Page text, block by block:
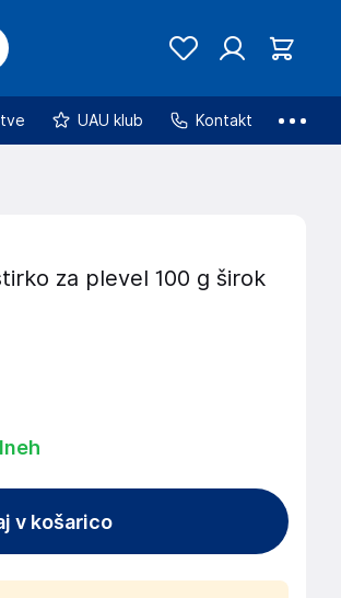
UAU klub Kontakt
za plevel 100 g širok
v košarico